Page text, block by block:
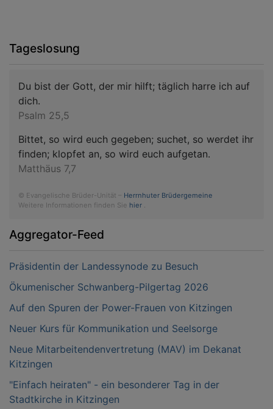
Tageslosung
Du bist der Gott, der mir hilft; täglich harre ich auf
dich.
Psalm 25,5
Bittet, so wird euch gegeben; suchet, so werdet ihr
finden; klopfet an, so wird euch aufgetan.
Matthäus 7,7
© Evangelische Brüder-Unität – Herrnhuter Brüdergemeine
Weitere Informationen finden Sie hier .
Aggregator-Feed
Präsidentin der Landessynode zu Besuch
Ökumenischer Schwanberg-Pilgertag 2026
Auf den Spuren der Power-Frauen von Kitzingen
Neuer Kurs für Kommunikation und Seelsorge
Neue Mitarbeitendenvertretung (MAV) im Dekanat
Kitzingen
"Einfach heiraten" - ein besonderer Tag in der
Stadtkirche in Kitzingen